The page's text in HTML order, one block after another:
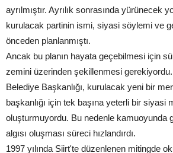
ayrılmıştır. Ayrılık sonrasında yürünecek
kurulacak partinin ismi, siyasi söylemi ve
önceden planlanmıştı.
Ancak bu planın hayata geçebilmesi için
zemini üzerinden şekillenmesi
Belediye Başkanlığı, kurulacak yeni bir
başkanlığı için tek başına yeterli bir siyasi
oluşturmuyordu. Bu nedenle kamuoyunda
algısı oluşması süreci hızlandırdı.
1997 yılında Siirt'te düzenlenen mitingde